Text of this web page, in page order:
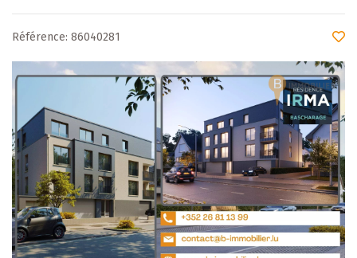
Référence: 86040281